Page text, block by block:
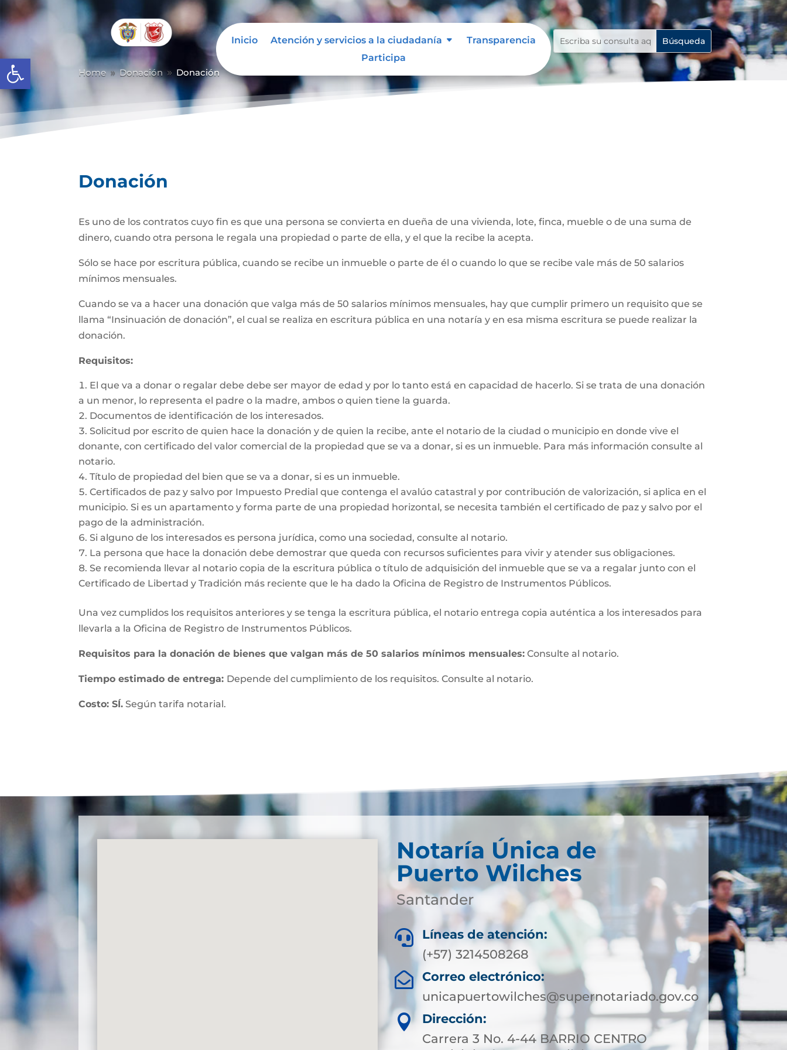
Abrir barra de herramientas
Inicio Atención y servicios a la ciudadanía
Transparencia
Participa
Home 9 Donación 9 Donación
Donación
Es uno de los contratos cuyo fin es que una persona se convierta en dueña de una vivienda, lote, finca, mueble o de una suma de
dinero, cuando otra persona le regala una propiedad o parte de ella, y el que la recibe la acepta.
Sólo se hace por escritura pública, cuando se recibe un inmueble o parte de él o cuando lo que se recibe vale más de 50 salarios
mínimos mensuales.
Cuando se va a hacer una donación que valga más de 50 salarios mínimos mensuales, hay que cumplir primero un requisito que se
llama “Insinuación de donación”, el cual se realiza en escritura pública en una notaría y en esa misma escritura se puede realizar la
donación.
Requisitos:
El que va a donar o regalar debe debe ser mayor de edad y por lo tanto está en capacidad de hacerlo. Si se trata de una donación
a un menor, lo representa el padre o la madre, ambos o quien tiene la guarda.
Documentos de identificación de los interesados.
Solicitud por escrito de quien hace la donación y de quien la recibe, ante el notario de la ciudad o municipio en donde vive el
donante, con certificado del valor comercial de la propiedad que se va a donar, si es un inmueble. Para más información consulte al
notario.
Título de propiedad del bien que se va a donar, si es un inmueble.
Certificados de paz y salvo por Impuesto Predial que contenga el avalúo catastral y por contribución de valorización, si aplica en el
municipio. Si es un apartamento y forma parte de una propiedad horizontal, se necesita también el certificado de paz y salvo por el
pago de la administración.
Si alguno de los interesados es persona jurídica, como una sociedad, consulte al notario.
La persona que hace la donación debe demostrar que queda con recursos suficientes para vivir y atender sus obligaciones.
Se recomienda llevar al notario copia de la escritura pública o título de adquisición del inmueble que se va a regalar junto con el
Certificado de Libertad y Tradición más reciente que le ha dado la Oficina de Registro de Instrumentos Públicos.
Una vez cumplidos los requisitos anteriores y se tenga la escritura pública, el notario entrega copia auténtica a los interesados para
llevarla a la Oficina de Registro de Instrumentos Públicos.
Requisitos para la donación de bienes que valgan más de 50 salarios mínimos mensuales: Consulte al notario.
Tiempo estimado de entrega: Depende del cumplimiento de los requisitos. Consulte al notario.
Costo: SÍ. Según tarifa notarial.
Notaría Única de
Puerto Wilches
Santander

Líneas de atención:
(+57) 3214508268

Correo electrónico:
unicapuertowilches@supernotariado.gov.co

Dirección:
Carrera 3 No. 4-44 BARRIO CENTRO